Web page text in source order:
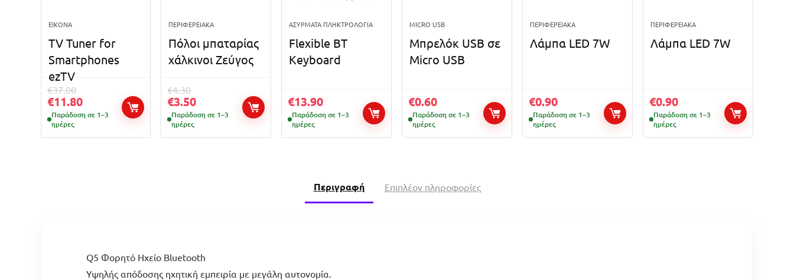
ΕΙΚΌΝΑ
TV Tuner for
Smartphones
ezTV
€37.00
€11.80
Παράδοση σε 1–3
ημέρες
ΠΕΡΙΦΕΡΕΙΑΚΆ
Πόλοι μπαταρίας
χάλκινοι Ζεύγος
€4.30
€3.50
Παράδοση σε 1–3
ημέρες
ΑΣΎΡΜΑΤΑ ΠΛΗΚΤΡΟΛΌΓΙΑ
Flexible BT
Keyboard
€13.90
Παράδοση σε 1–3
ημέρες
MICRO USB
Μπρελόκ USB σε
Micro USB
€0.60
Παράδοση σε 1–3
ημέρες
ΠΕΡΙΦΕΡΕΙΑΚΆ
Λάμπα LED 7W
€0.90
Παράδοση σε 1–3
ημέρες
ΠΕΡΙΦΕΡΕΙΑΚΆ
Λάμπα LED 7W
€0.90
Παράδοση σε 1–3
ημέρες
Περιγραφή Επιπλέον πληροφορίες
Q5 Φορητό Ηχείο Bluetooth
Υψηλής απόδοσης ηχητική εμπειρία με μεγάλη αυτονομία.